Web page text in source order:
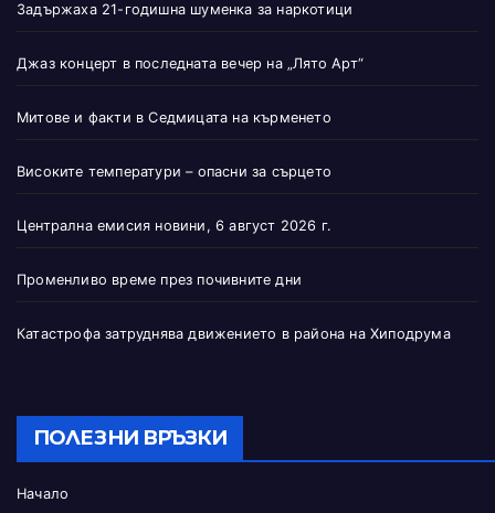
Задържаха 21-годишна шуменка за наркотици
Джаз концерт в последната вечер на „Лято Арт“
Митове и факти в Седмицата на кърменето
Високите температури – опасни за сърцето
Централна емисия новини, 6 август 2026 г.
Променливо време през почивните дни
Катастрофа затруднява движението в района на Хиподрума
ПОЛЕЗНИ ВРЪЗКИ
Начало